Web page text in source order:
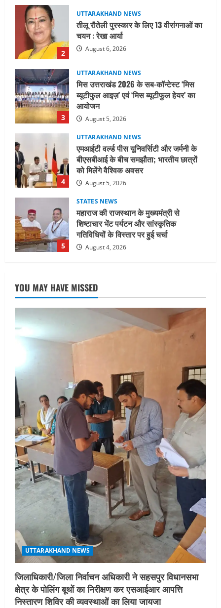
3
मिस उत्तराखंड 2026 के सब-कॉन्टेस्ट ‘मिस
ब्यूटीफुल आइज़’ एवं ‘मिस ब्यूटीफुल हेयर’ का
आयोजन
August 5, 2026
4
UTTARAKHAND NEWS
एमआईटी वर्ल्ड पीस यूनिवर्सिटी और जर्मनी के
बीएसबीआई के बीच समझौता; भारतीय छात्रों
को मिलेंगे वैश्विक अवसर
August 5, 2026
5
STATES NEWS
महाराज की राजस्थान के मुख्यमंत्री से
शिष्टाचार भेंट पर्यटन और सांस्कृतिक
गतिविधियों के विस्तार पर हुई चर्चा
August 4, 2026
1
UTTARAKHAND NEWS
जिलाधिकारी/जिला निर्वाचन अधिकारी ने
सहसपुर विधानसभा क्षेत्र के पोलिंग बूथों का
निरीक्षण कर एसआईआर आपत्ति निस्तारण
शिविर की व्यवस्थाओं का लिया जायजा
2
तीलू रौतेली पुरस्कार के लिए 13 वीरांगनाओं का
चयन : रेखा आर्या
UTTARAKHAND NEWS
मिस उत्तराखंड 2026 के सब-कॉन्टेस्ट ‘मिस
August 5, 2026
UTTARAKHAND NEWS
एमआईटी वर्ल्ड पीस यूनिवर्सिटी और जर्मनी के
बीएसबीआई के बीच समझौता; भारतीय छात्रों
को मिलेंगे वैश्विक अवसर
August 5, 2026
STATES NEWS
महाराज की राजस्थान के मुख्यमंत्री से
शिष्टाचार भेंट पर्यटन और सांस्कृतिक
गतिविधियों के विस्तार पर हुई चर्चा
August 4, 2026
YOU MAY HAVE MISSED
UTTARAKHAND NEWS
जिलाधिकारी/जिला निर्वाचन अधिकारी ने सहसपुर विधानसभा
क्षेत्र के पोलिंग बूथों का निरीक्षण कर एसआईआर आपत्ति
निस्तारण शिविर की व्यवस्थाओं का लिया जायजा